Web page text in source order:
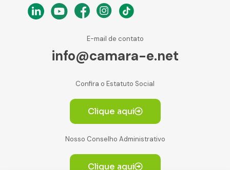
E-mail de contato
info@camara-e.net
Confira o Estatuto Social
Clique aqui
Nosso Conselho Administrativo
Clique aqui